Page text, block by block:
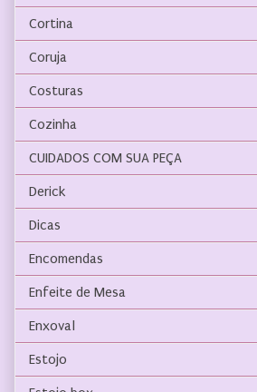
Cortina
Coruja
Costuras
Cozinha
CUIDADOS COM SUA PEÇA
Derick
Dicas
Encomendas
Enfeite de Mesa
Enxoval
Estojo